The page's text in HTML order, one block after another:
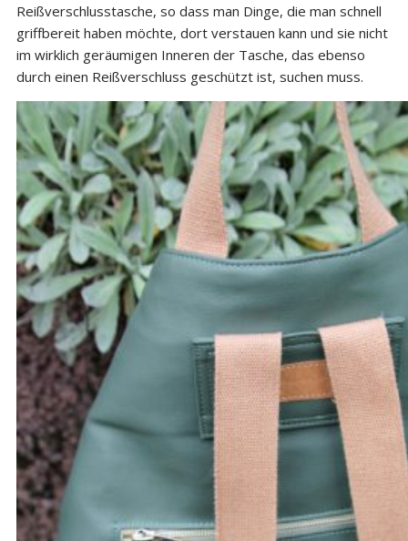
Reißverschlusstasche, so dass man Dinge, die man schnell
griffbereit haben möchte, dort verstauen kann und sie nicht
im wirklich geräumigen Inneren der Tasche, das ebenso
durch einen Reißverschluss geschützt ist, suchen muss.